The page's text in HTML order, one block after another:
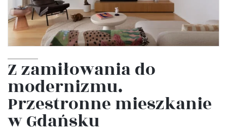
Z zamiłowania do
modernizmu.
Przestronne mieszkanie
w Gdańsku